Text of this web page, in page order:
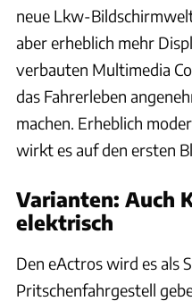
neue Lkw-
aber erheblich mehr
verbauten Multimedia
das Fahrerleben
machen. Erheblich
wirkt es auf den ersten
Varianten: Auch
elektrisch
Den eActros wird es als
Pritschenfahrgestell